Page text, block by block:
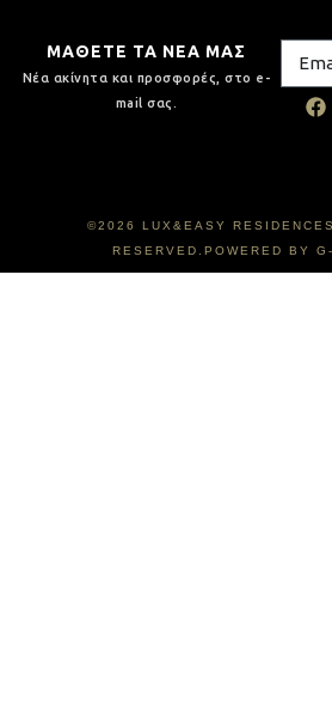
ΜΑΘΕΤΕ ΤΑ ΝΕΑ ΜΑΣ
Νέα ακίνητα και προσφορές, στο e-
mail σας.
©2026 LUX&EASY
RESERVED.POWERED BY